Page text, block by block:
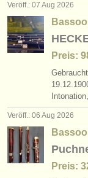
degree
kurse
verzeichnisse:
orchester
jobs -
kurse/
degree courses:
wettbewerb fagott
fagott verloren
Veröff.: 07 Aug 2026
Preis:
Veröff.: 06 Aug 2026
Preis: